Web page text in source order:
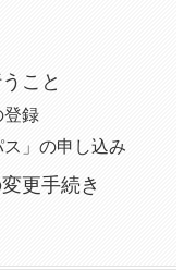
こと
登録
ス」の申し込み
更手続き